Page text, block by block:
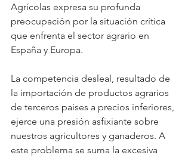
Agrícolas expresa su profunda
preocupación por la situación crítica
que enfrenta el sector agrario en
España y Europa.
La competencia desleal, resultado de
la importación de productos agrarios
de terceros países a precios inferiores,
ejerce una presión asfixiante sobre
nuestros agricultores y ganaderos. A
este problema se suma la excesiva